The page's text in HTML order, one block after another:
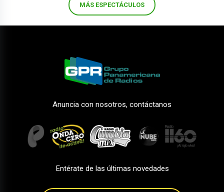
MÁS ESPECTÁCULOS
Anuncia con nosotros, contáctanos
Entérate de las últimas novedades